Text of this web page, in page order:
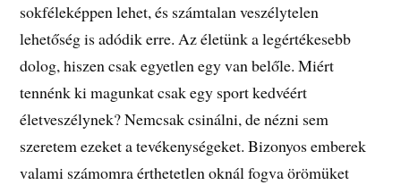
sokféleképpen lehet, és számtalan veszélytelen
lehetőség is adódik erre. Az életünk a legértékesebb
dolog, hiszen csak egyetlen egy van belőle. Miért
tennénk ki magunkat csak egy sport kedvéért
életveszélynek? Nemcsak csinálni, de nézni sem
szeretem ezeket a tevékenységeket. Bizonyos emberek
valami számomra érthetetlen oknál fogva örömüket